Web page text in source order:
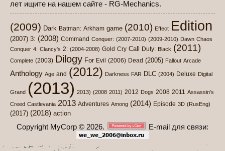
лет ищите на нашем сайте - RG-Mechanics.
(2009) Dark Batman: Arkham game (2010) Effect Edition
(2007) 3: (2008) Command Conquer: (2007-2010) (2009-2010) Dawn Chaos
Conquer 4: Clancy's 2: (2004-2008) Gold Cry Call Duty: Black (2011)
Complete (2003) Dilogy For Evil (2006) Dead (2005) Fallout Arcade
Anthology Age and (2012) Darkness FAR DLC (2004) Deluxe Digital
Grand (2013) 2013) (2008 2011) 2012 Dogs 2008 2011 Assassin's
Creed Castlevania 2013 Adventures Among (2014) Episode 3D (RusEng)
(2017) (2018) action
Copyright MyCorp © 2026. E-mail для связи: